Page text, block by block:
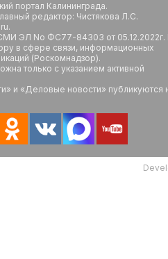
портал Калининграда.
редактор: Чистякова Л.С.
ЭЛ No ФС77-84303 от
в сфере связи, информационных
(Роскомнадзор).
только с указанием активной
и «Деловые новости» публикуются